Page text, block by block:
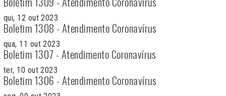
qui, 12 out 2023
Boletim 1308 - Atendimento Coronavírus
qua, 11 out 2023
Boletim 1307 - Atendimento Coronavírus
ter, 10 out 2023
Boletim 1306 - Atendimento Coronavírus